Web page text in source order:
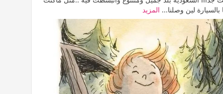
بالسيارة لين وصلنا... المزيد